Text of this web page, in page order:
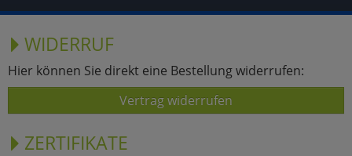
WIDERRUF
Hier können Sie direkt eine Bestellung widerrufen:
Vertrag widerrufen
ZERTIFIKATE